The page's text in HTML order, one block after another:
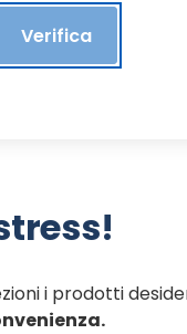
Verifica
i prodotti